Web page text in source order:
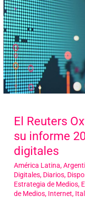
El Reuters
su informe
digitales
América Latina,
Digitales, Diarios,
Estrategia de Medios,
de Medios, Internet,